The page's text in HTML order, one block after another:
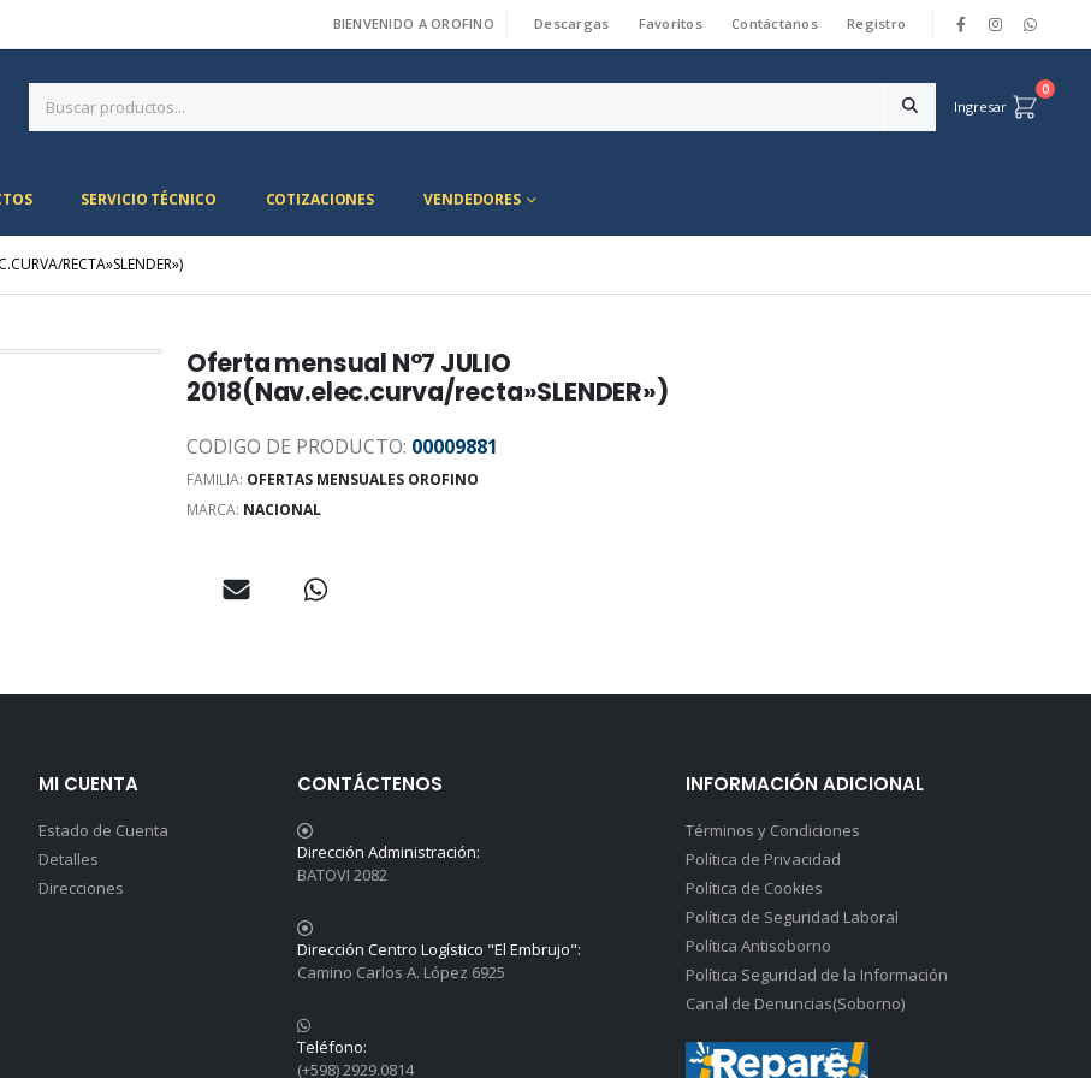
BIENVENIDO A OROFINO Descargas Favoritos Contáctanos Registro
Ingresar
0
SERVICIO TÉCNICO COTIZACIONES VENDEDORES
RECTA»SLENDER»)
Oferta mensual N°7 JULIO
2018(Nav.elec.curva/recta»SLENDER»)
CODIGO DE PRODUCTO: 00009881
FAMILIA: OFERTAS MENSUALES OROFINO
MARCA: NACIONAL
MI CUENTA
Estado de Cuenta
Detalles
Direcciones
CONTÁCTENOS
Dirección Administración:
BATOVI 2082
Dirección Centro Logístico "El Embrujo":
Camino Carlos A. López 6925
Teléfono:
(+598) 2929.0814
INFORMACIÓN ADICIONAL
Términos y Condiciones
Política de Privacidad
Política de Cookies
Política de Seguridad Laboral
Política Antisoborno
Política Seguridad de la Información
Canal de Denuncias(Soborno)